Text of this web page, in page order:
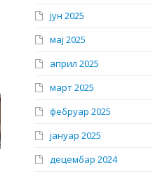
јун 2025
мај 2025
април 2025
март 2025
фебруар 2025
јануар 2025
децембар 2024